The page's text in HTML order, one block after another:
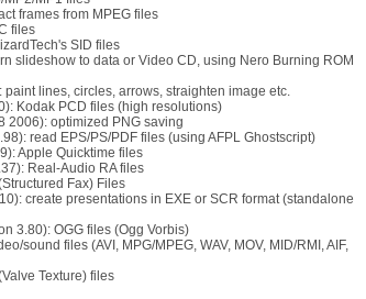
frames from MPEG files
files
SID files
slideshow to data or Video CD, using Nero Burning ROM
paint lines, circles, arrows, straighten image etc.
Kodak PCD files (high resolutions)
2006): optimized PNG saving
read EPS/PS/PDF files (using AFPL Ghostscript)
Apple Quicktime files
Real-Audio RA files
Fax) Files
create presentations in EXE or SCR format (standalone
3.80): OGG files (Ogg Vorbis)
sound files (AVI, MPG/MPEG, WAV, MOV, MID/RMI, AIF,
Texture) files